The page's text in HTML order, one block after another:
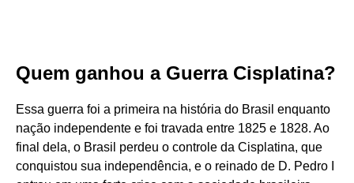
Quem ganhou a Guerra Cisplatina?
Essa guerra foi a primeira na história do Brasil enquanto
nação independente e foi travada entre 1825 e 1828. Ao
final dela, o Brasil perdeu o controle da Cisplatina, que
conquistou sua independência, e o reinado de D. Pedro I